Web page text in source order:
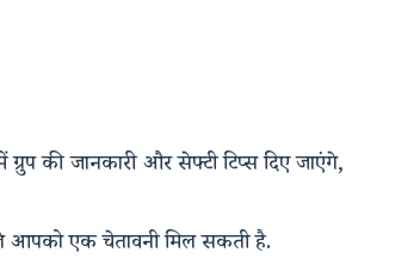
की जानकारी और सेफ्टी टिप्स दिए जाएंगे,
एक चेतावनी मिल सकती है.